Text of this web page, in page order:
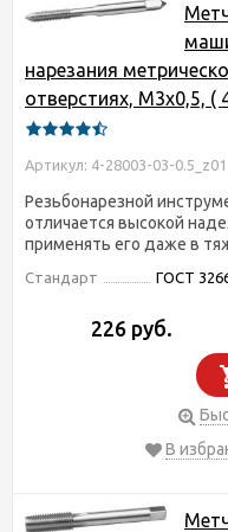
нарезания
отверстиях, М3х0,5, (
Артикул: 4-28003-03-0.5_z01
Резьбонарезной
отличается высокой
применять его даже в
Стандарт ГОСТ
226 руб.
В